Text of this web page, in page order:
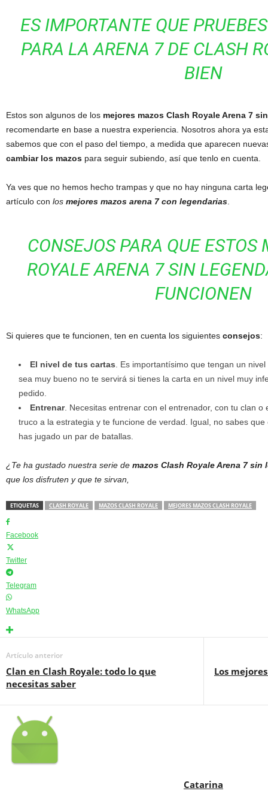
ES IMPORTANTE QUE
PARA LA ARENA 7 DE CLASH
BIEN
Estos son algunos de los mejores mazos Clash Royale Arena 7
recomendarte en base a nuestra experiencia. Nosotros ahora ya
sabemos que con el paso del tiempo, a medida que aparecen
cambiar los mazos para seguir subiendo, así que tenlo en cuenta.
Ya ves que no hemos hecho trampas y que no hay ninguna carta
artículo con los mejores mazos arena 7 con legendarias.
CONSEJOS PARA QUE ESTOS
ROYALE ARENA 7 SIN
FUNCIONEN
Si quieres que te funcionen, ten en cuenta los siguientes consejos:
El nivel de tus cartas. Es importantísimo que tengan un
sea muy bueno no te servirá si tienes la carta en un nivel muy
pedido.
Entrenar. Necesitas entrenar con el entrenador, con tu clan o
truco a la estrategia y te funcione de verdad. Igual, no sabes
has jugado un par de batallas.
¿Te ha gustado nuestra serie de mazos Clash Royale Arena 7 sin
que los disfruten y que te sirvan,
ETIQUETAS CLASH ROYALE MAZOS CLASH ROYALE MEJORES MAZOS CLASH ROYALE
Facebook
Twitter
Telegram
WhatsApp
Artículo anterior
Clan en Clash Royale: todo lo que
necesitas saber
Los
Catarina